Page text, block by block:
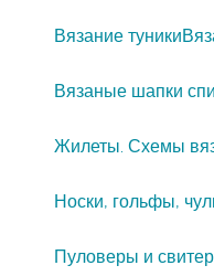
Вязание туники
Вязаные шапки
Жилеты. Схемы
Носки, гольфы,
Пуловеры и